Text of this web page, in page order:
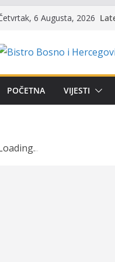
6 Augusta, 2026
POČETNA VIJESTI
...